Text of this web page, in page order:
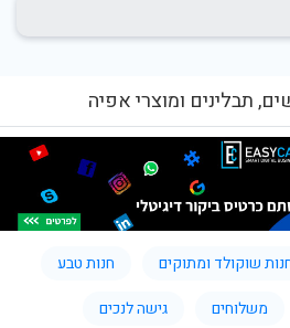
תבלינים ומוצרי אפיה
שוקולד ומתוקים
חנות טבע
משלוחים
גישה לנכים